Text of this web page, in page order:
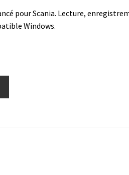
pour Scania. Lecture,
Windows.